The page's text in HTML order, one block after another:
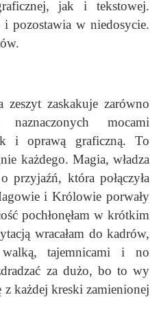
jak i tekstowej.
i pozostawia w niedosycie.
zaskakuje zarówno
mocami
i oprawą graficzną. To
każdego. Magia, władza
przyjaźń, która połączyła
i Królowie porwały
pochłonęłam w krótkim
wracałam do kadrów,
walką, tajemnicami i no
za dużo, bo to wy
każdej kreski zamienionej